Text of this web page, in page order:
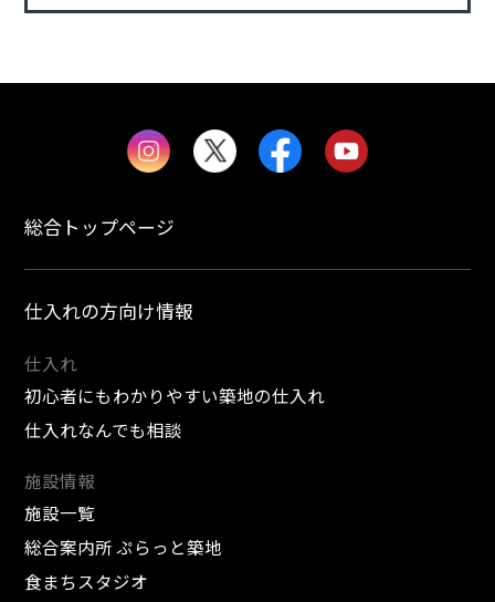
総合トップページ
仕入れの方向け情報
仕入れ
初心者にもわかりやすい築地の仕入れ
仕入れなんでも相談
施設情報
施設一覧
総合案内所 ぷらっと築地
食まちスタジオ